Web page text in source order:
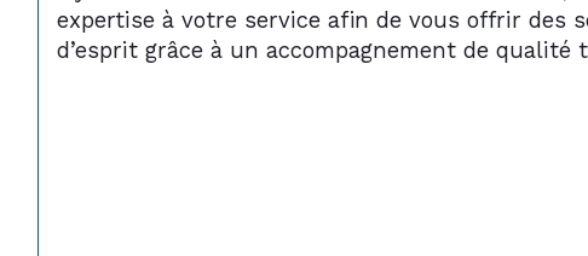
expertise à votre service afin de vous offrir des
d’esprit grâce à un accompagnement de